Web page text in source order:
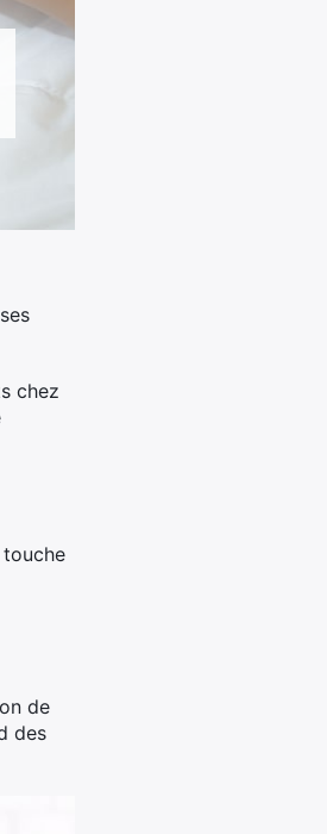
chez
de
des